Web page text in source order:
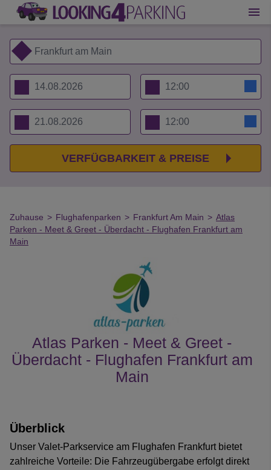
Zuhause > Flughafenparken > Frankfurt Am Main > Atlas
Parken - Meet & Greet - Überdacht - Flughafen Frankfurt am
Main
Atlas Parken - Meet & Greet -
Überdacht - Flughafen Frankfurt am
Main
Überblick
Unser Valet-Parkservice am Flughafen Frankfurt bietet
zahlreiche Vorteile: Die Fahrzeugübergabe erfolgt direkt
VERFÜGBARKEIT & PREISE